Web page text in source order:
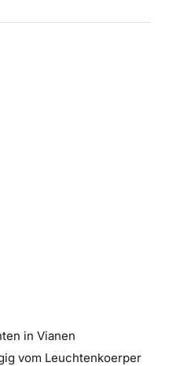
in Vianen
vom Leuchtenkoerper